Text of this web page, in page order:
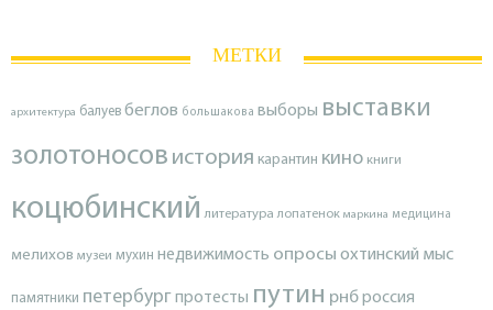
МЕТКИ
архитектура балуев беглов большакова выборы выставки
золотоносов история карантин кино книги
коцюбинский литература лопатенок маркина медицина
мелихов музеи мухин недвижимость опросы охтинский мыс
памятники петербургпротесты путин рнброссия